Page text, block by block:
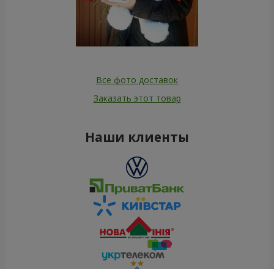
Все фото доставок
Заказать этот товар
Наши клиенты